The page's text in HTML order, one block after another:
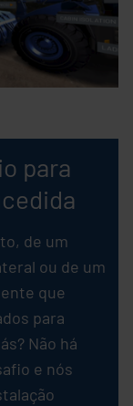
para
de um
ou de um
que
para
Não há
e nós